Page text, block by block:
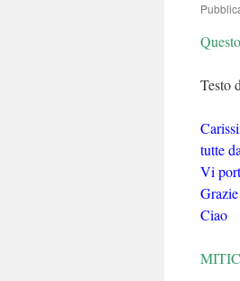
Testo
tutte
Vi
Grazie
Ciao